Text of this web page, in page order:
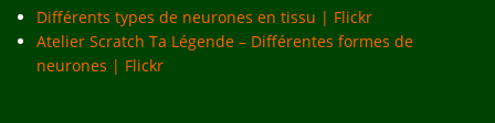
Différents types de neurones en tissu | Flickr
Atelier Scratch Ta Légende – Différentes formes de
neurones | Flickr